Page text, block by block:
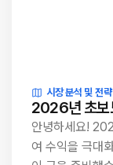
시장 분석 및 전략
2026년 초보
안녕하세요!
여 수익을 극대